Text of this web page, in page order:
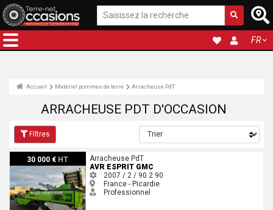
FR
Accueil Matériel pommes de terre Arracheuse PdT
ARRACHEUSE PDT D'OCCASION
Filtres
30 000 € HT
AVR ESPRIT GMC
Arracheuse PdT
AVR ESPRIT GMC
2007 / 2 / 90 2 90
France - Picardie
Professionnel